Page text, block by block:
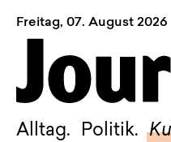
Freitag, 07. August 2026
Alltag. Politik.
Sagt,